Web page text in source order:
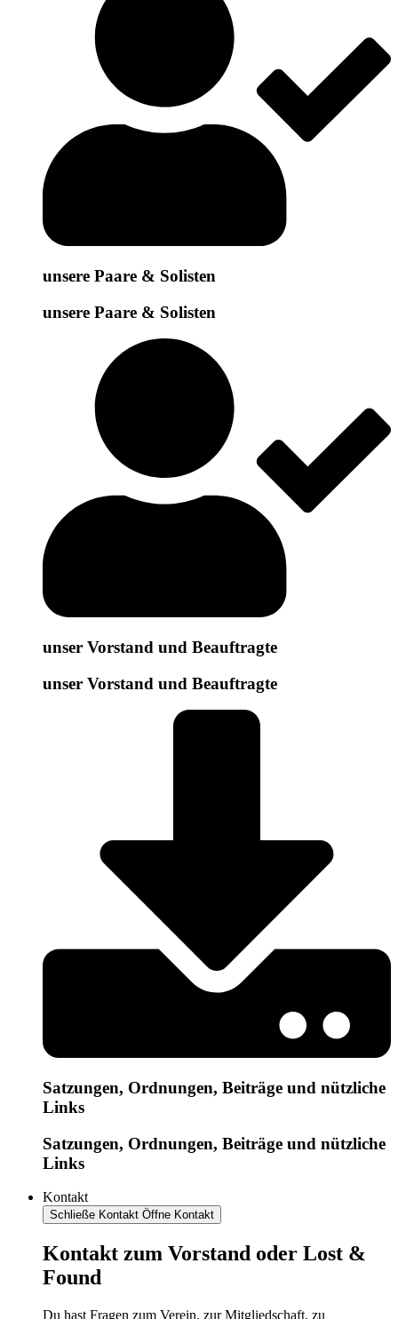
unsere Paare & Solisten
unsere Paare & Solisten
unser Vorstand und Beauftragte
unser Vorstand und Beauftragte
Satzungen, Ordnungen, Beiträge und nützliche
Links
Satzungen, Ordnungen, Beiträge und nützliche
Links
Kontakt
Schließe Kontakt Öffne Kontakt
Kontakt zum Vorstand oder Lost &
Found
Du hast Fragen zum Verein, zur Mitgliedschaft, zu